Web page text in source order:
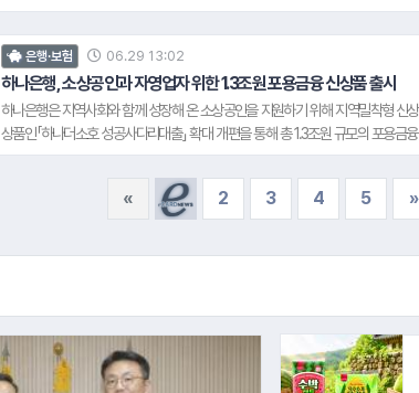
요 일상생활 소비처에서의 카드 이용 경험을 통해 실질적으로 체감할 수 있는 생
하나은행은 실생활에서의 카드 이용 경험을 통한 추가 혜택을 제공하기 위해 '하
후 다음달까지 사용처 및 사용금액과 무관하게 결제 이용만 해도 ▲이디야 커피
는 "이삼십대인 나라사랑카드 발급 손님이 가장 자주 이용하는 생활 영역에서 즉시
이벤트를 준비했다"며 "앞으로도 현역 군 장병들과 예비역 손님의 실생활 전반에
를 지속적으로 선보여 나가겠다"고 밝혔다.
은행·보험 06.29 13:02
하나은행, 소상공인과 자영업자 위한 1.3조원 포용금융 신상품 출시
하나은행은 지역사회와 함께 성장해 온 소상공인을 지원하기 위해 지역밀착형 신상
상품인「하나더소호 성공사다리대출」 확대 개편을 통해 총 1.3조원 규모의 포용금
포용금융 신상품 2종 출시는 지난 5월말 하나금융그룹이 발표한 취약계층과 소상
체와 고유가 장기화로 경영 위험이 높아진 소상공인과 자영업자의 금융 부담을
다. 특히, 하나은행은 ▲만 39세 이하 청년 사업자 ▲만 65세 이상 대표자의 운영
소한 사업자 ▲온누리상품권 가맹점 ▲공공배달 앱 이용 사업장 등 사업 운영에 어
« 2 3 4 5 »